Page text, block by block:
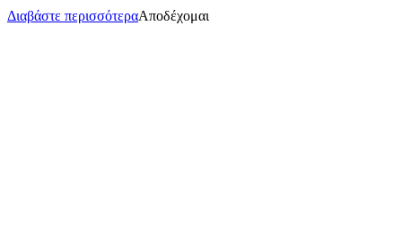
Διαβάστε περισσότεραΑποδέχομαι